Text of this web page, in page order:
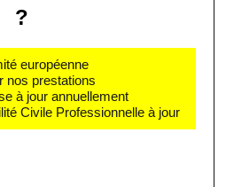
?
européenne
nos prestations
à jour annuellement
Civile Professionnelle à jour